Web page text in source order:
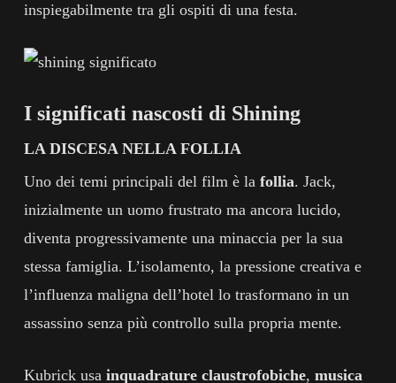
inspiegabilmente tra gli ospiti di una festa.
I significati nascosti di Shining
LA DISCESA NELLA FOLLIA
Uno dei temi principali del film è la follia. Jack,
inizialmente un uomo frustrato ma ancora lucido,
diventa progressivamente una minaccia per la sua
stessa famiglia. L’isolamento, la pressione creativa e
l’influenza maligna dell’hotel lo trasformano in un
assassino senza più controllo sulla propria mente.
Kubrick usa inquadrature claustrofobiche, musica